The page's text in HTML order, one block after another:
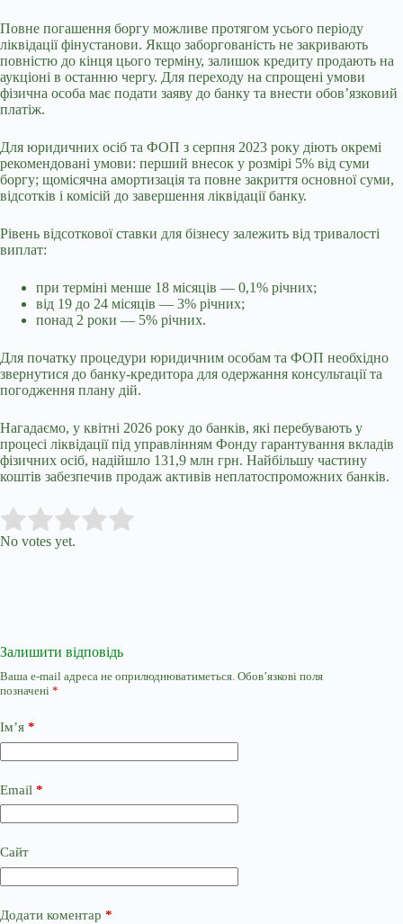
Повне погашення боргу можливе протягом усього періоду
ліквідації фінустанови. Якщо заборгованість не закривають
повністю до кінця цього терміну, залишок кредиту продають на
аукціоні в останню чергу. Для переходу на спрощені умови
фізична особа має подати заяву до банку та внести обов’язковий
платіж.
Для юридичних осіб та ФОП з серпня 2023 року діють окремі
рекомендовані умови: перший внесок у розмірі 5% від суми
боргу; щомісячна амортизація та повне закриття основної суми,
відсотків і комісій до завершення ліквідації банку.
Рівень відсоткової ставки для бізнесу залежить від тривалості
виплат:
при терміні менше 18 місяців — 0,1% річних;
від 19 до 24 місяців — 3% річних;
понад 2 роки — 5% річних.
Для початку процедури юридичним особам та ФОП необхідно
звернутися до банку-кредитора для одержання консультації та
погодження плану дій.
Нагадаємо, у квітні 2026 року до банків, які перебувають у
процесі ліквідації під управлінням Фонду гарантування вкладів
фізичних осіб, надійшло 131,9 млн грн. Найбільшу частину
коштів забезпечив продаж активів неплатоспроможних банків.
Rate this item:
No votes yet.
Залишити відповідь
Ваша e-mail адреса не оприлюднюватиметься. Обов’язкові поля
позначені *
Ім’я *
Email *
Сайт
Додати коментар *